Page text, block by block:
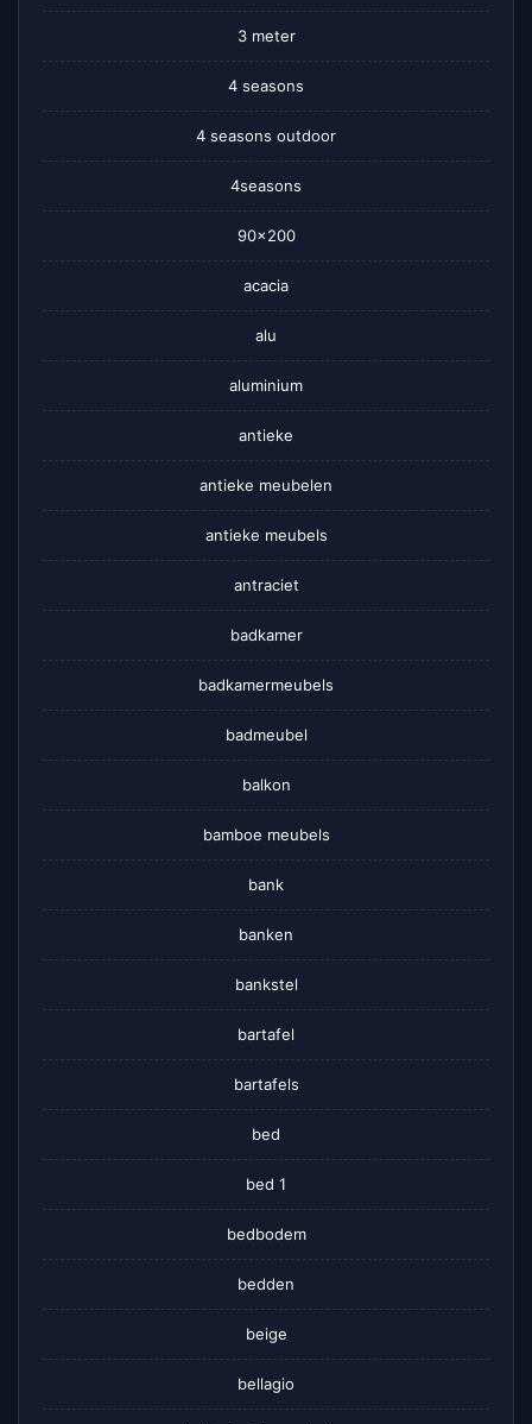
3 meter
4 seasons
4 seasons outdoor
4seasons
90×200
acacia
alu
aluminium
antieke
antieke meubelen
antieke meubels
antraciet
badkamer
badkamermeubels
badmeubel
balkon
bamboe meubels
bank
banken
bankstel
bartafel
bartafels
bed
bed 1
bedbodem
bedden
beige
bellagio